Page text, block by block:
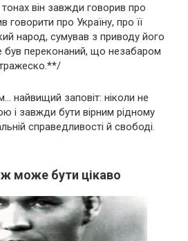
він завжди говорив про
про Україну, про її
народ, сумував з приводу його
був переконаний, що незабаром
найвищий заповіт: ніколи не
і завжди бути вірним рідному
справедливості й свободі.
може бути цікаво